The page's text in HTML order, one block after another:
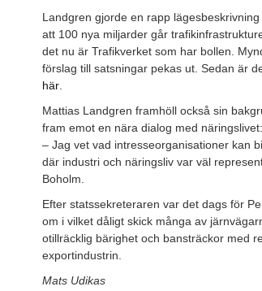
Landgren gjorde en rapp
att 100 nya miljarder går
det nu är Trafikverket som har bollen.
förslag till satsningar pekas ut. Sedan är
här.
Mattias Landgren framhöll också sin
fram emot en nära dialog med näringslivet:
– Jag vet vad intresseorganisationer kan
där industri och näringsliv var väl
Boholm.
Efter statssekreteraren var det dags för
om i vilket dåligt skick många av
otillräcklig bärighet och bansträckor med
exportindustrin.
Mats Udikas